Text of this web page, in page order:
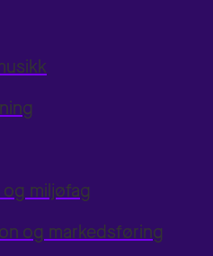
miljøfag
og markedsføring